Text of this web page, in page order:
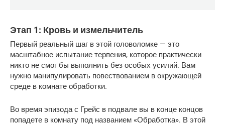
Этап 1: Кровь и измельчитель
Первый реальный шаг в этой головоломке — это
масштабное испытание терпения, которое практически
никто не смог бы выполнить без особых усилий. Вам
нужно манипулировать повествованием в окружающей
среде в комнате обработки.
Во время эпизода с Грейс в подвале вы в конце концов
попадете в комнату под названием «Обработка». В этой